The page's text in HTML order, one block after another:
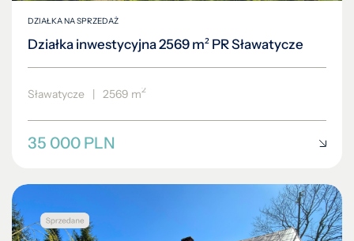
DZIAŁKA NA SPRZEDAŻ
Działka inwestycyjna 2569 m² PR Sławatycze
Sławatycze | 2569 m2
35 000 PLN